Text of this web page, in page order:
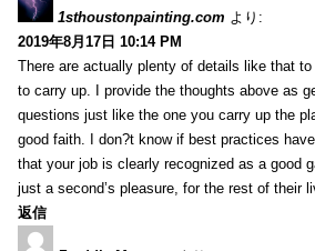
1sthoustonpainting.com より:
2019年8月17日 10:14 PM
There are actually plenty of details like that
to carry up. I provide the thoughts above as
questions just like the one you carry up the
good faith. I don?t know if best practices
that your job is clearly recognized as a good
just a second’s pleasure, for the rest of their
返信